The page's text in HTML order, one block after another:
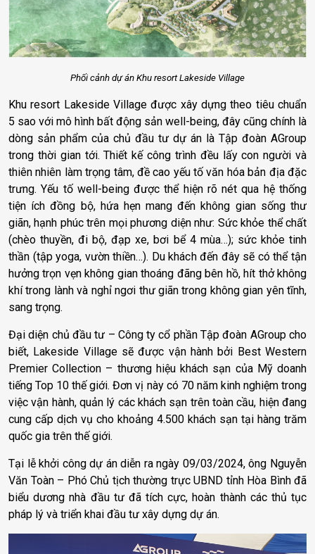
Phối cảnh dự án Khu resort Lakeside Village
Khu resort Lakeside Village được xây dựng theo tiêu chuẩn
5 sao với mô hình bất động sản well-being, đây cũng chính là
dòng sản phẩm của chủ đầu tư dự án là Tập đoàn AGroup
trong thời gian tới. Thiết kế công trình đều lấy con người và
thiên nhiên làm trọng tâm, đề cao yếu tố văn hóa bản địa đặc
trưng. Yếu tố well-being được thể hiện rõ nét qua hệ thống
tiện ích đồng bộ, hứa hẹn mang đến không gian sống thư
giãn, hạnh phúc trên mọi phương diện như: Sức khỏe thể chất
(chèo thuyền, đi bộ, đạp xe, bơi bể 4 mùa…); sức khỏe tinh
thần (tập yoga, vườn thiền…). Du khách đến đây sẽ có thể tận
hưởng trọn vẹn không gian thoáng đãng bên hồ, hít thở không
khí trong lành và nghỉ ngơi thư giãn trong không gian yên tĩnh,
sang trọng.
Đại diện chủ đầu tư – Công ty cổ phần Tập đoàn AGroup cho
biết, Lakeside Village sẽ được vận hành bởi Best Western
Premier Collection – thương hiệu khách sạn của Mỹ doanh
tiếng Top 10 thế giới. Đơn vị này có 70 năm kinh nghiệm trong
việc vận hành, quản lý các khách sạn trên toàn cầu, hiện đang
cung cấp dịch vụ cho khoảng 4.500 khách sạn tại hàng trăm
quốc gia trên thế giới.
Tại lễ khởi công dự án diễn ra ngày 09/03/2024, ông Nguyễn
Văn Toàn – Phó Chủ tịch thường trực UBND tỉnh Hòa Bình đã
biểu dương nhà đầu tư đã tích cực, hoàn thành các thủ tục
pháp lý và triển khai đầu tư xây dựng dự án.